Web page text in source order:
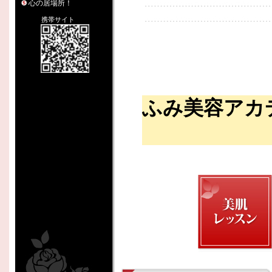
心の居場所！
携帯サイト
ふみ美容アカ